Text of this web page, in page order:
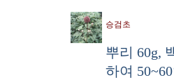
승검초
뿌리 60g,
하여